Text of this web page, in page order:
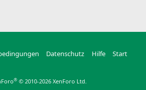
Datenschutz Hilfe Start
® © 2010-2026 XenForo Ltd.